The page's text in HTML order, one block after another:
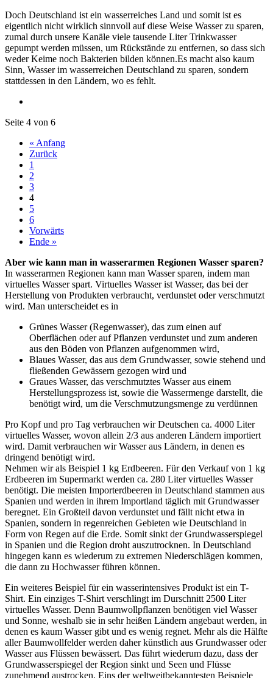
Doch Deutschland ist ein wasserreiches Land und somit ist es
eigentlich nicht wirklich sinnvoll auf diese Weise Wasser zu sparen,
zumal durch unsere Kanäle viele tausende Liter Trinkwasser
gepumpt werden müssen, um Rückstände zu entfernen, so dass sich
weder Keime noch Bakterien bilden können.Es macht also kaum
Sinn, Wasser im wasserreichen Deutschland zu sparen, sondern
stattdessen in den Ländern, wo es fehlt.
Seite 4 von 6
« Anfang
Zurück
1
2
3
4
5
6
Vorwärts
Ende »
Aber wie kann man in wasserarmen Regionen Wasser sparen?
In wasserarmen Regionen kann man Wasser sparen, indem man
virtuelles Wasser spart. Virtuelles Wasser ist Wasser, das bei der
Herstellung von Produkten verbraucht, verdunstet oder verschmutzt
wird. Man unterscheidet es in
Grünes Wasser (Regenwasser), das zum einen auf
Oberflächen oder auf Pflanzen verdunstet und zum anderen
aus den Böden von Pflanzen aufgenommen wird,
Blaues Wasser, das aus dem Grundwasser, sowie stehend und
fließenden Gewässern gezogen wird und
Graues Wasser, das verschmutztes Wasser aus einem
Herstellungsprozess ist, sowie die Wassermenge darstellt, die
benötigt wird, um die Verschmutzungsmenge zu verdünnen
Pro Kopf und pro Tag verbrauchen wir Deutschen ca. 4000 Liter
virtuelles Wasser, wovon allein 2/3 aus anderen Ländern importiert
wird. Damit verbrauchen wir Wasser aus Ländern, in denen es
dringend benötigt wird.
Nehmen wir als Beispiel 1 kg Erdbeeren. Für den Verkauf von 1 kg
Erdbeeren im Supermarkt werden ca. 280 Liter virtuelles Wasser
benötigt. Die meisten Importerdbeeren in Deutschland stammen aus
Spanien und werden in ihrem Importland täglich mit Grundwasser
beregnet. Ein Großteil davon verdunstet und fällt nicht etwa in
Spanien, sondern in regenreichen Gebieten wie Deutschland in
Form von Regen auf die Erde. Somit sinkt der Grundwasserspiegel
in Spanien und die Region droht auszutrocknen. In Deutschland
hingegen kann es wiederum zu extremen Niederschlägen kommen,
die dann zu Hochwasser führen können.
Ein weiteres Beispiel für ein wasserintensives Produkt ist ein T-
Shirt. Ein einziges T-Shirt verschlingt im Durschnitt 2500 Liter
virtuelles Wasser. Denn Baumwollpflanzen benötigen viel Wasser
und Sonne, weshalb sie in sehr heißen Ländern angebaut werden, in
denen es kaum Wasser gibt und es wenig regnet. Mehr als die Hälfte
aller Baumwollfelder werden daher künstlich aus Grundwasser oder
Wasser aus Flüssen bewässert. Das führt wiederum dazu, dass der
Grundwasserspiegel der Region sinkt und Seen und Flüsse
zunehmend austrocken. Eins der weltweitbekanntesten Beispiele